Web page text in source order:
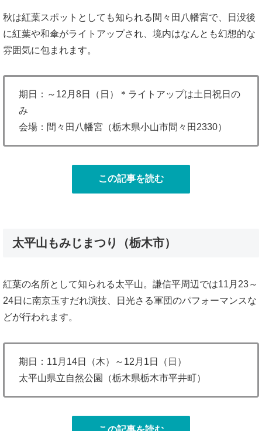
秋は紅葉スポットとしても知られる間々田八幡宮で、日没後
に紅葉や和傘がライトアップされ、境内はなんとも幻想的な
雰囲気に包まれます。
期日：～12月8日（日）＊ライトアップは土日祝日の
み
会場：間々田八幡宮（栃木県小山市間々田2330）
この記事を読む
太平山もみじまつり（栃木市）
紅葉の名所として知られる太平山。謙信平周辺では11月23～
24日に南京玉すだれ演技、日光さる軍団のパフォーマンスな
どが行われます。
期日：11月14日（木）～12月1日（日）
太平山県立自然公園（栃木県栃木市平井町）